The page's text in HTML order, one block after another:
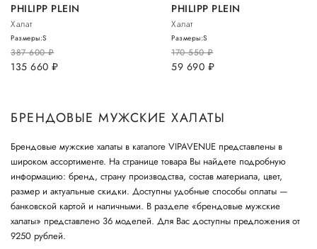
PHILIPP PLEIN
Халат
387 600руб.
135 660 руб.
Размеры:S
PHILIPP PLEIN
Халат
170 550руб.
59 690 руб.
Размеры:S
БРЕНДОВЫЕ МУЖСКИЕ ХАЛАТЫ
Брендовые мужские халаты в каталоге VIPAVENUE представлены в
широком ассортименте. На странице товара Вы найдете подробную
информацию: бренд, страну производства, состав материала, цвет,
размер и актуальные скидки. Доступны удобные способы оплаты —
банковской картой и наличными. В разделе «брендовые мужские
халаты» представлено 36 моделей. Для Вас доступны предложения от
9250 рублей.